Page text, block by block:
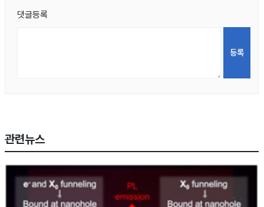
댓글등록
관련뉴스